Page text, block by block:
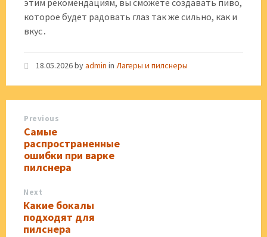
этим рекомендациям, вы сможете создавать пиво,
которое будет радовать глаз так же сильно, как и
вкус․
18.05.2026byadmin in Лагеры и пилснеры
Previous
Самые
распространенные
ошибки при варке
пилснера
Next
Какие бокалы
подходят для
пилснера